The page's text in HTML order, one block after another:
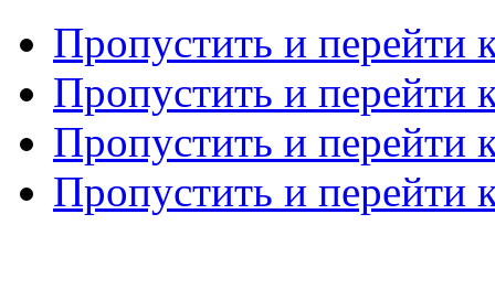
Пропустить и перейти
Пропустить и перейти
Пропустить и перейти
Пропустить и перейти